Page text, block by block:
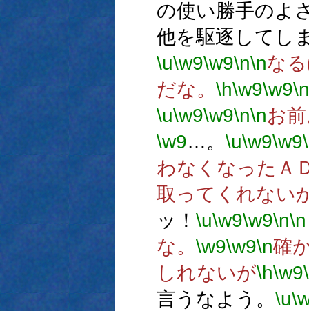
の使い勝手のよ
他を駆逐してし
\u\w9\w9\n\nな
だな。 \h\w9\w9\n
\u\w9\w9\n\nお
\w9…。 \u\w9\w9
わなくなったＡ
取ってくれない
ッ！ \u\w9\w9\n\n
な。 \w9\w9\n確
しれないが\h\w9
言うなよう。 \u